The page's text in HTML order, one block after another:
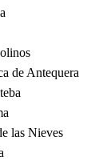
de Antequera
las Nieves